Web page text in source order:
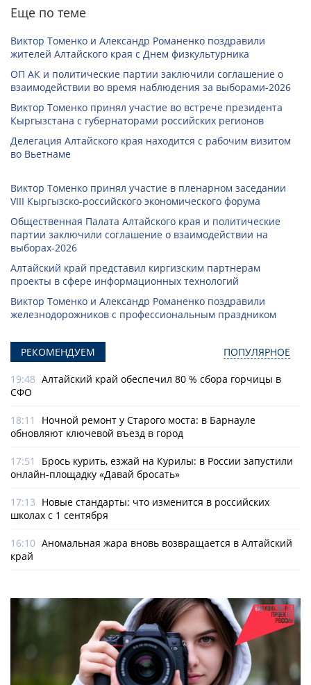
Еще по теме
Виктор Томенко и Александр Романенко поздравили
жителей Алтайского края с Днем физкультурника
ОП АК и политические партии заключили соглашение о
взаимодействии во время наблюдения за выборами-2026
Виктор Томенко принял участие во встрече президента
Кыргызстана с губернаторами российских регионов
Делегация Алтайского края находится с рабочим визитом
во Вьетнаме
Виктор Томенко принял участие в пленарном заседании
VIII Кыргызско-российского экономического форума
Общественная Палата Алтайского края и политические
партии заключили соглашение о взаимодействии на
выборах-2026
Алтайский край представил киргизским партнерам
проекты в сфере информационных технологий
Виктор Томенко и Александр Романенко поздравили
железнодорожников с профессиональным праздником
РЕКОМЕНДУЕМ ПОПУЛЯРНОЕ
19:48 Алтайский край обеспечил 80 % сбора горчицы в
СФО
18:11
Ночной ремонт у Старого моста: в Барнауле
обновляют ключевой въезд в город
17:51
Брось курить, езжай на Курилы: в России запустили
онлайн-­площадку «Давай бросать»
17:13 Новые стандарты: что изменится в российских
школах с 1 сентября
16:10 Аномальная жара вновь возвращается в Алтайский
край